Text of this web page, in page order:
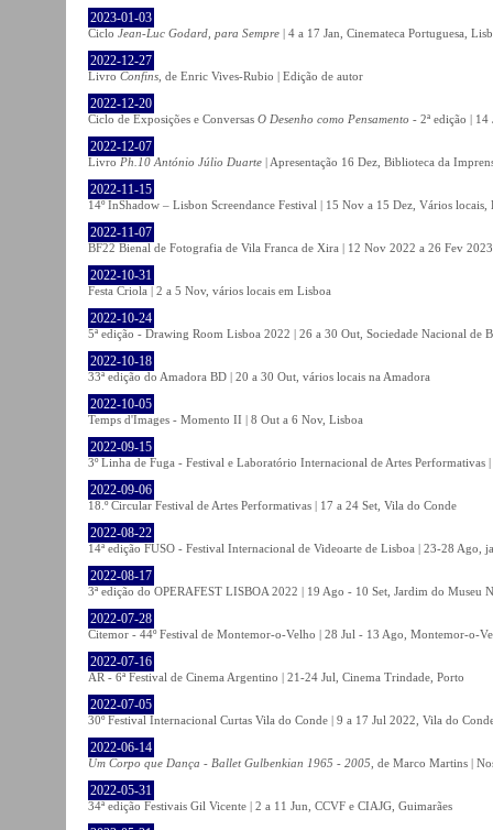
2023-01-03
Ciclo Jean-Luc Godard, para Sempre | 4 a 17 Jan, Cinemateca Portuguesa,
2022-12-27
Livro Confins , de Enric Vives-Rubio | Edição de autor
2022-12-20
Ciclo de Exposições e Conversas O Desenho como Pensamento - 2ª edição |
2022-12-07
Livro Ph.10 António Júlio Duarte | Apresentação 16 Dez, Biblioteca da
2022-11-15
14º InShadow – Lisbon Screendance Festival | 15 Nov a 15 Dez, Vários locais,
2022-11-07
BF22 Bienal de Fotografia de Vila Franca de Xira | 12 Nov 2022 a 26 Fev
2022-10-31
Festa Criola | 2 a 5 Nov, vários locais em Lisboa
2022-10-24
5ª edição - Drawing Room Lisboa 2022 | 26 a 30 Out, Sociedade Nacional de
2022-10-18
33ª edição do Amadora BD | 20 a 30 Out, vários locais na Amadora
2022-10-05
Temps d'Images - Momento II | 8 Out a 6 Nov, Lisboa
2022-09-15
3º Linha de Fuga - Festival e Laboratório Internacional de Artes Performativas
2022-09-06
18.º Circular Festival de Artes Performativas | 17 a 24 Set, Vila do Conde
2022-08-22
14ª edição FUSO - Festival Internacional de Videoarte de Lisboa | 23-28 Ago,
2022-08-17
3ª edição do OPERAFEST LISBOA 2022 | 19 Ago - 10 Set, Jardim do Museu
2022-07-28
Citemor - 44º Festival de Montemor-o-Velho | 28 Jul - 13 Ago, Montemor-o-
2022-07-16
AR - 6ª Festival de Cinema Argentino | 21-24 Jul, Cinema Trindade, Porto
2022-07-05
30º Festival Internacional Curtas Vila do Conde | 9 a 17 Jul 2022, Vila do
2022-06-14
Um Corpo que Dança - Ballet Gulbenkian 1965 - 2005 , de Marco Martins |
2022-05-31
34ª edição Festivais Gil Vicente | 2 a 11 Jun, CCVF e CIAJG, Guimarães